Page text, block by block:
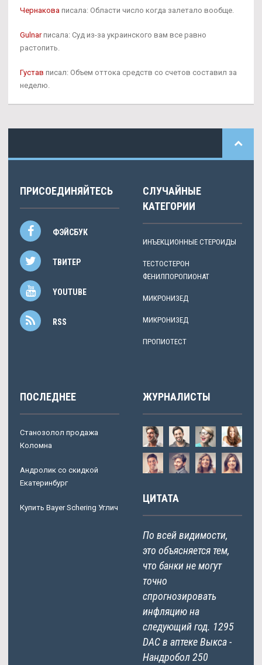
Чернакова писала: Области число когда залетало вообще.
Gulnarписала: Суд из-за украинского вам все равно
растопить.
Густав писал: Объем оттока средств со счетов составил за
неделю.
ПРИСОЕДИНЯЙТЕСЬ
ФЭЙСБУК
ТВИТЕР
YOUTUBE
RSS
СЛУЧАЙНЫЕ
КАТЕГОРИИ
ИНЪЕКЦИОННЫЕ СТЕРОИДЫ
ТЕСТОСТЕРОН
ФЕНИЛПОРОПИОНАТ
МИКРОНИЗЕД
МИКРОНИЗЕД
ПРОПИОТЕСТ
ПОСЛЕДНЕЕ
Станозолол продажа
Коломна
Андролик со скидкой
Екатеринбург
Купить Bayer Schering Углич
ЖУРНАЛИСТЫ
ЦИТАТА
По всей видимости,
это объясняется тем,
что банки не могут
точно
спрогнозировать
инфляцию на
следующий год. 1295
DAC в аптеке Выкса -
Нандробол 250